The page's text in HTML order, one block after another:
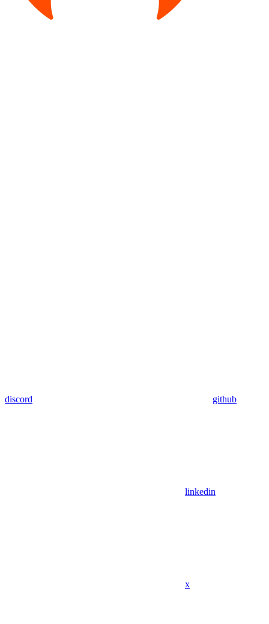
discord github
linkedin
x